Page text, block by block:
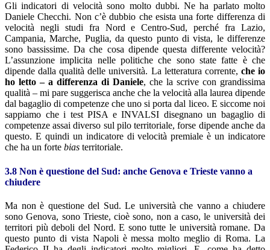
Gli indicatori di velocità sono molto dubbi. Ne ha parlato molto
Daniele Checchi. Non c’è dubbio che esista una forte differenza di
velocità negli studi fra Nord e Centro-Sud, perché fra Lazio,
Campania, Marche, Puglia, da questo punto di vista, le differenze
sono bassissime. Da che cosa dipende questa differente velocità?
L’assunzione implicita nelle politiche che sono state fatte è che
dipende dalla qualità delle università. La letteratura corrente, che io
ho letto – a differenza di Daniele, che la scrive con grandissima
qualità – mi pare suggerisca anche che la velocità alla laurea dipende
dal bagaglio di competenze che uno si porta dal liceo. E siccome noi
sappiamo che i test PISA e INVALSI disegnano un bagaglio di
competenze assai diverso sul pilo territoriale, forse dipende anche da
questo. E quindi un indicatore di velocità premiale è un indicatore
che ha un forte bias territoriale.
3.8 Non è questione del Sud: anche Genova e Trieste vanno a
chiudere
Ma non è questione del Sud. Le università che vanno a chiudere
sono Genova, sono Trieste, cioè sono, non a caso, le università dei
territori più deboli del Nord. E sono tutte le università romane. Da
questo punto di vista Napoli è messa molto meglio di Roma. La